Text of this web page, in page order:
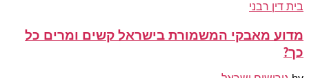
בית דין רבני
מדוע מאבקי המשמורת בישראל קשים ומרים כל
כך?